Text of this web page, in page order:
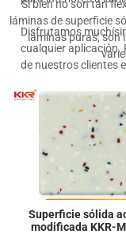
Disfrutamos
cualquier aplicación.
de nuestros clientes
Si bien no son tan
láminas de superficie
láminas puras, son
Lámina de
modificada de 30 mm